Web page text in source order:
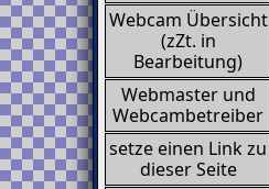
Webcam Übersicht
(zZt. in
Bearbeitung)
Webmaster und
Webcambetreiber
setze einen Link zu
dieser Seite